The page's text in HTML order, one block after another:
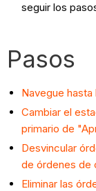
seguir los
Pasos
Navegue
Cambiar el
primario de
Desvincular
de órdenes de
Eliminar las